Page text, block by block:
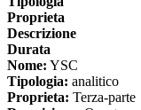
Proprieta
Descrizione
Durata
Nome: YSC
Tipologia: analitico
Proprieta: Terza-parte